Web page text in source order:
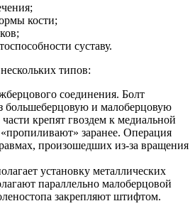
кости;
суставу.
типов:
соединения. Болт
большеберцовую и малоберцовую
крепят гвоздем к медиальной
заранее. Операция
произошедших из-за вращения
установку металлических
параллельно малоберцовой
закрепляют штифтом.